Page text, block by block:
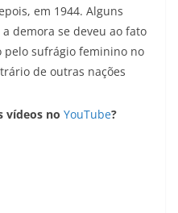
em 1944. Alguns
demora se deveu ao fato
pelo sufrágio feminino no
de outras nações
vídeos no YouTube?